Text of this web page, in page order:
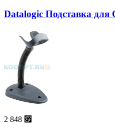
Datalogic Подставка для
2 848 ⃏